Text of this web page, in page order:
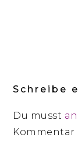
Schreibe
Du musst
Kommentar